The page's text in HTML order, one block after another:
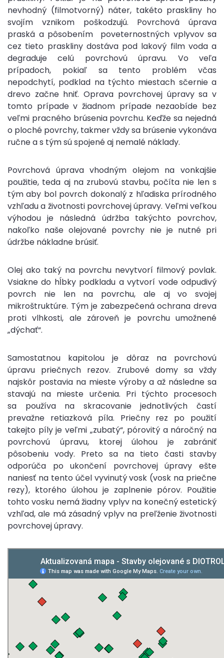
nevhodný (filmotvorný) náter, takéto praskliny ho
svojím vznikom poškodzujú. Povrchová úprava
praská a pôsobením poveternostných vplyvov sa
cez tieto praskliny dostáva pod lakový film voda a
degraduje celú povrchovú úpravu. Vo veľa
prípadoch, pokiaľ sa tento problém včas
nepodchytí, podklad na týchto miestach sčernie a
drevo začne hniť. Oprava povrchovej úpravy sa v
tomto prípade v žiadnom prípade nezaobíde bez
veľmi pracného brúsenia povrchu. Keďže sa nejedná
o ploché povrchy, takmer vždy sa brúsenie vykonáva
ručne a s tým sú spojené aj nemalé náklady.
Povrchová úprava vhodným olejom na vonkajšie
použitie, teda aj na zrubovú stavbu, počíta nie len s
tým aby bol povrch dokonalý z hľadiska prírodného
vzhľadu a životnosti povrchovej úpravy. Veľmi veľkou
výhodou je následná údržba takýchto povrchov,
nakoľko naše olejované povrchy nie je nutné pri
údržbe nákladne brúsiť.
Olej ako taký na povrchu nevytvorí filmový povlak.
Vsiakne do hĺbky podkladu a vytvorí vode odpudivý
povrch nie len na povrchu, ale aj vo svojej
mikroštruktúre. Tým je zabezpečená ochrana dreva
proti vlhkosti, ale zároveň je povrchu umožnené
„dýchať“.
Samostatnou kapitolou je dôraz na povrchovú
úpravu priečnych rezov. Zrubové domy sa vždy
najskôr postavia na mieste výroby a až následne sa
stavajú na mieste určenia. Pri týchto procesoch
sa používa na skracovanie jednotlivých častí
prevažne retiazková píla. Priečny rez po použití
takejto píly je veľmi „zubatý“, pórovitý a náročný na
povrchovú úpravu, ktorej úlohou je zabrániť
pôsobeniu vody. Preto sa na tieto časti stavby
odporúča po ukončení povrchovej úpravy ešte
naniesť na tento účel vyvinutý vosk (vosk na priečne
rezy), ktorého úlohou je zaplnenie pórov. Použitie
tohto vosku nemá žiadny vplyv na konečný estetický
vzhľad, ale má zásadný vplyv na preľženie životnosti
povrchovej úpravy.